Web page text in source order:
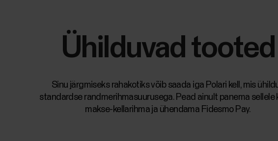
Ühilduvad tooted
Sinu järgmiseks rahakotiks võib saada iga Polari kell, mis
standardse randmerihmasuurusega. Pead ainult panema sellele
makse-kellarihma ja ühendama Fidesmo Pay.